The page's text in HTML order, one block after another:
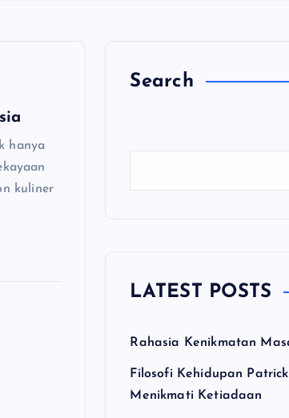
hanya
kuliner
Search
C
LATEST POSTS
Rahasia Kenikmatan
Filosofi Kehidupan
Menikmati Ketiadaan